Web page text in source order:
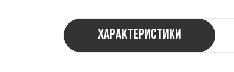
Характеристики